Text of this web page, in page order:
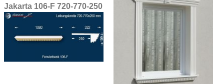
Jakarta 106-F 720-770-250